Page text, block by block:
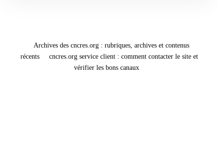
Archives des cncres.org : rubriques, archives et contenus
récents
cncres.org service client : comment contacter le site et
vérifier les bons canaux